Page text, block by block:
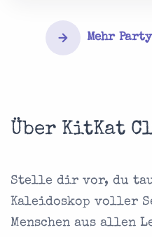
Mehr
Über KitKat
Stelle dir vor, du
Kaleidoskop voller
Menschen aus allen